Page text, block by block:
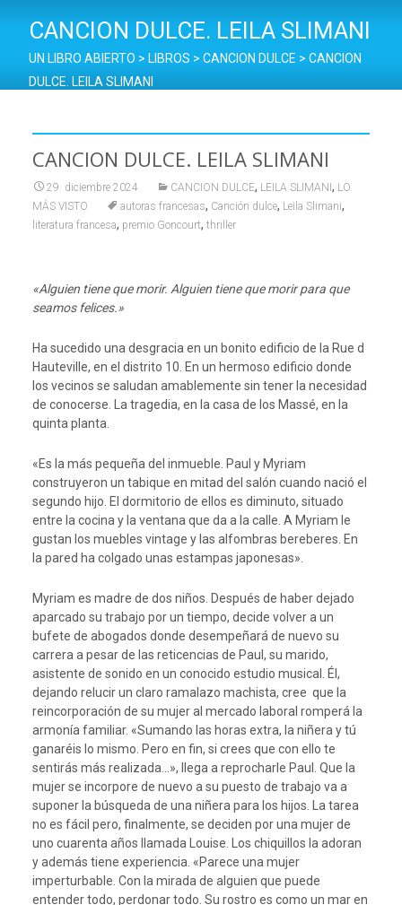
CANCION DULCE. LEILA SLIMANI
UN LIBRO ABIERTO > LIBROS > CANCION DULCE > CANCION
DULCE. LEILA SLIMANI
CANCION DULCE. LEILA SLIMANI
29. diciembre 2024 CANCION DULCE, LEILA SLIMANI , LO
MÁS VISTO
autoras francesas, Canción dulce, Leila Slimani,
literatura francesa, premio Goncourt, thriller
«Alguien tiene que morir. Alguien tiene que morir para que
seamos felices.»
Ha sucedido una desgracia en un bonito edificio de la Rue d
Hauteville, en el distrito 10. En un hermoso edificio donde
los vecinos se saludan amablemente sin tener la necesidad
de conocerse. La tragedia, en la casa de los Massé, en la
quinta planta.
«Es la más pequeña del inmueble. Paul y Myriam
construyeron un tabique en mitad del salón cuando nació el
segundo hijo. El dormitorio de ellos es diminuto, situado
entre la cocina y la ventana que da a la calle. A Myriam le
gustan los muebles vintage y las alfombras bereberes. En
la pared ha colgado unas estampas japonesas».
Myriam es madre de dos niños. Después de haber dejado
aparcado su trabajo por un tiempo, decide volver a un
bufete de abogados donde desempeñará de nuevo su
carrera a pesar de las reticencias de Paul, su marido,
asistente de sonido en un conocido estudio musical. Él,
dejando relucir un claro ramalazo machista, cree que la
reincorporación de su mujer al mercado laboral romperá la
armonía familiar. «Sumando las horas extra, la niñera y tú
ganaréis lo mismo. Pero en fin, si crees que con ello te
sentirás más realizada…», llega a reprocharle Paul. Que la
mujer se incorpore de nuevo a su puesto de trabajo va a
suponer la búsqueda de una niñera para los hijos. La tarea
no es fácil pero, finalmente, se deciden por una mujer de
uno cuarenta años llamada Louise. Los chiquillos la adoran
y además tiene experiencia. «Parece una mujer
imperturbable. Con la mirada de alguien que puede
entender todo, perdonar todo. Su rostro es como un mar en